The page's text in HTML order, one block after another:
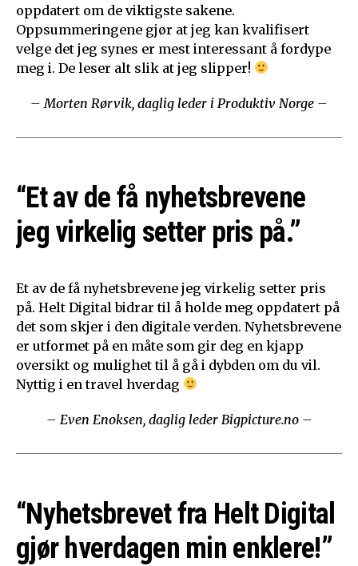
oppdatert om de viktigste sakene.
Oppsummeringene gjør at jeg kan kvalifisert
velge det jeg synes er mest interessant å fordype
meg i. De leser alt slik at jeg slipper!
– Morten Rørvik, daglig leder i Produktiv Norge –
“Et av de få nyhetsbrevene
jeg virkelig setter pris på.”
Et av de få nyhetsbrevene jeg virkelig setter pris
på. Helt Digital bidrar til å holde meg oppdatert på
det som skjer i den digitale verden. Nyhetsbrevene
er utformet på en måte som gir deg en kjapp
oversikt og mulighet til å gå i dybden om du vil.
Nyttig i en travel hverdag
– Even Enoksen, daglig leder Bigpicture.no –
“Nyhetsbrevet fra Helt Digital
gjør hverdagen min enklere!”